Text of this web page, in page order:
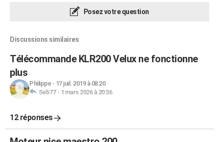
Posez votre question
Discussions similaires
Télécommande KLR200 Velux ne fonctionne
plus
Philippe- 17 juil. 2019 à 08:20
Seb77- 1 mars 2026 à 20:36
12 réponses